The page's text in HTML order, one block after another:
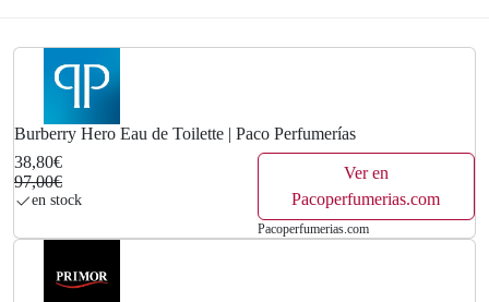
7
0
0
.
Burberry Hero Eau de Toilette | Paco Perfumerías
38,80€
97,00€
en stock
Ver en
Pacoperfumerias.com
Pacoperfumerias.com